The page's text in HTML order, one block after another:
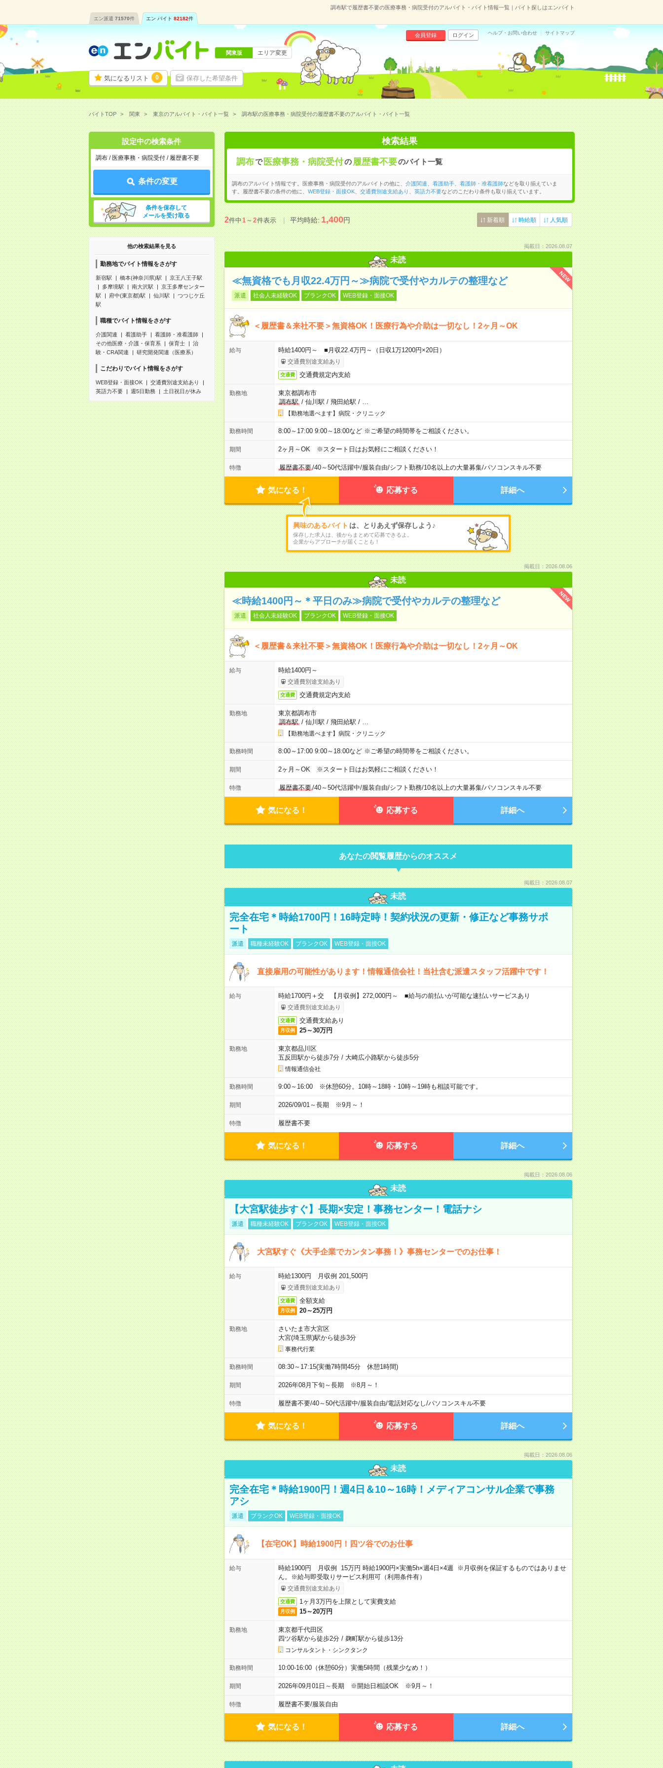
調布駅で履歴書不要の医療事務・病院受付のアルバイト・バイト情報一覧｜バイト探しはエンバイト
エン派遣 71570件 エン バイト 82182件
気になるリスト 0 保存した希望条件
会員登録 ログイン ヘルプ・お問い合わせ サイトマップ
関東版 エリア変更
バイトTOP 関東 東京のアルバイト・バイト一覧 調布駅の医療事務・病院受付の履歴書不要のアルバイト・バイト一覧
設定中の検索条件
調布 / 医療事務・病院受付 / 履歴書不要
条件の変更
条件を保存して
メールを受け取る
他の検索結果を見る
勤務地でバイト情報をさがす
新宿駅 橋本(神奈川県)駅
京王八王子駅
多摩境駅
南大沢駅
京王多摩センター
駅
府中(東京都)駅 仙川駅
つつじケ丘
駅
職種でバイト情報をさがす
介護関連 看護助手
看護師・准看護師
その他医療・介護・保育系
保育士
治
験・CRA関連
研究開発関連（医療系）
こだわりでバイト情報をさがす
WEB登録・面接OK
交通費別途支給あり
英語力不要
週5日勤務 土日祝日が休み
検索結果
調布で 医療事務・病院受付の 履歴書不要のバイト一覧
調布のアルバイト情報です。医療事務・病院受付のアルバイトの他に、 介護関連 看護助手、 看護師・准看護師などを取り揃えていま
す。履歴書不要の条件の他に、 WEB登録・面接OK、 交通費別途支給あり 英語力不要などのこだわり条件も取り揃えています。
2件中1～2件表示 平均時給:1,400円 新着順 時給順 人気順
掲載日：2026.08.07
未読
NEW
≪無資格でも月収22.4万円～≫病院で受付やカルテの整理など
派遣 社会人未経験OK ブランクOK WEB登録・面接OK
＜履歴書＆来社不要＞無資格OK！医療行為や介助は一切なし！2ヶ月～OK
給与 時給1400円～ ■月収22.4万円～（日収1万1200円×20日）
交通費別途支給あり
交通費 交通費規定内支給
勤務地
東京都調布市
調布駅/ 仙川駅 / 飛田給駅 /
【勤務地選べます】病院・クリニック
勤務時間 8:00～17:00 9:00～18:00など ※ご希望の時間帯をご相談ください。
期間 2ヶ月～OK ※スタート日はお気軽にご相談ください！
特徴 履歴書不要/40～50代活躍中/服装自由/シフト勤務/10名以上の大量募集/パソコンスキル不要
気になる！ 応募する 詳細へ
興味のあるバイト は、とりあえず保存しよう♪
保存した求人は、後からまとめて応募できるよ。
企業からアプローチが届くことも！
掲載日：2026.08.06
未読
NEW
≪時給1400円～＊平日のみ≫病院で受付やカルテの整理など
派遣 社会人未経験OK ブランクOK WEB登録・面接OK
＜履歴書＆来社不要＞無資格OK！医療行為や介助は一切なし！2ヶ月～OK
給与 時給1400円～
交通費別途支給あり
交通費 交通費規定内支給
勤務地
東京都調布市
調布駅/ 仙川駅 / 飛田給駅 /
【勤務地選べます】病院・クリニック
勤務時間 8:00～17:00 9:00～18:00など ※ご希望の時間帯をご相談ください。
期間 2ヶ月～OK ※スタート日はお気軽にご相談ください！
特徴 履歴書不要/40～50代活躍中/服装自由/シフト勤務/10名以上の大量募集/パソコンスキル不要
気になる！ 応募する 詳細へ
あなたの閲覧履歴からのオススメ
掲載日：2026.08.07
未読
完全在宅＊時給1700円！16時定時！契約状況の更新・修正など事務サポ
ート
派遣 職種未経験OK ブランクOK WEB登録・面接OK
直接雇用の可能性があります！情報通信会社！当社含む派遣スタッフ活躍中です！
給与 時給1700円＋交 【月収例】272,000円～ ■給与の前払いが可能な速払いサービスあり
交通費別途支給あり
交通費 交通費支給あり
月収例 25～30万円
勤務地
東京都品川区
五反田駅から徒歩7分/ 大崎広小路駅から徒歩5分
情報通信会社
勤務時間 9:00～16:00 ※休憩60分。10時～18時・10時～19時も相談可能です。
期間 2026/09/01～長期 ※9月～！
特徴 履歴書不要
気になる！ 応募する 詳細へ
掲載日：2026.08.06
未読
【大宮駅徒歩すぐ】長期×安定！事務センター！電話ナシ
派遣 職種未経験OK ブランクOK WEB登録・面接OK
大宮駅すぐ《大手企業でカンタン事務！》事務センターでのお仕事！
給与 時給1300円 月収例 201,500円
交通費別途支給あり
交通費 全額支給
月収例 20～25万円
勤務地
さいたま市大宮区
大宮(埼玉県)駅から徒歩3分
事務代行業
勤務時間 08:30～17:15(実働7時間45分 休憩1時間)
期間 2026年08月下旬～長期 ※8月～！
特徴 履歴書不要/40～50代活躍中/服装自由/電話対応なし/パソコンスキル不要
気になる！ 応募する 詳細へ
掲載日：2026.08.06
未読
完全在宅＊時給1900円！週4日＆10～16時！メディアコンサル企業で事務
アシ
派遣 ブランクOK WEB登録・面接OK
【在宅OK】時給1900円！四ツ谷でのお仕事
給与
時給1900円 月収例 15万円 時給1900円×実働5h×週4日×4週 ※月収例を保証するものではありませ
ん。※給与即受取りサービス利用可（利用条件有）
交通費別途支給あり
交通費 1ヶ月3万円を上限として実費支給
月収例 15～20万円
勤務地
東京都千代田区
四ツ谷駅から徒歩2分/ 麹町駅から徒歩13分
コンサルタント・シンクタンク
勤務時間 10:00-16:00（休憩60分）実働5時間（残業少なめ！）
期間 2026年09月01日～長期 ※開始日相談OK ※9月～！
特徴 履歴書不要/服装自由
気になる！ 応募する 詳細へ